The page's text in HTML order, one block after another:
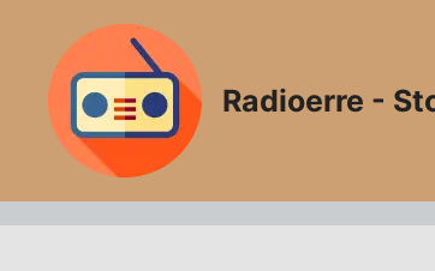
contenuto
Radioerre -